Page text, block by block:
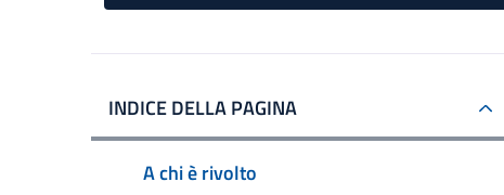
INDICE DELLA PAGINA
A chi è rivolto